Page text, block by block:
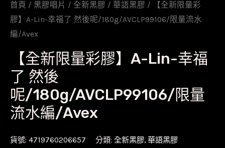
首頁 / 黑膠唱片 / 全新黑膠 / 華語黑膠 / 【全新限量彩
膠】A-Lin-幸福了 然後呢/180g/AVCLP99106/限量流水
編/Avex
【全新限量彩膠】A-Lin-幸福
了 然後
呢/180g/AVCLP99106/限量
流水編/Avex
貨號: 4719760206657 分類: 全新黑膠, 華語黑膠